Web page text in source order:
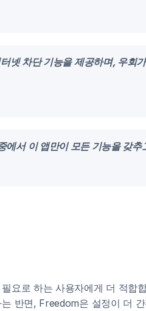
차단 기능을 제공하며, 우회
서 이 앱만이 모든 기능을 갖추
요로 하는 사용자에게 더 적합
반면, Freedom은 설정이 더